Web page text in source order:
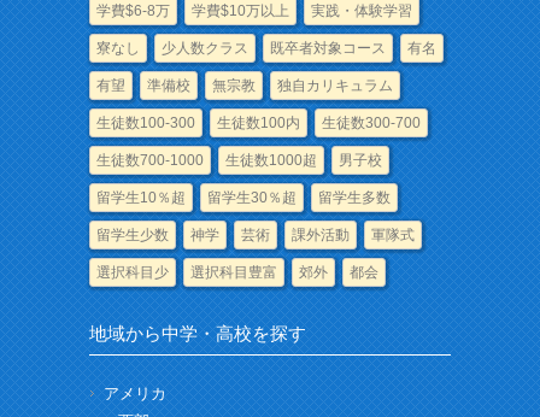
学費$6-8万 学費$10万以上 実践・体験学習
寮なし 少人数クラス 既卒者対象コース 有名
有望 準備校 無宗教 独自カリキュラム
生徒数100-300 生徒数100内 生徒数300-700
生徒数700-1000 生徒数1000超 男子校
留学生10％超 留学生30％超 留学生多数
留学生少数 神学 芸術 課外活動 軍隊式
選択科目少 選択科目豊富 郊外 都会
地域から中学・高校を探す
アメリカ